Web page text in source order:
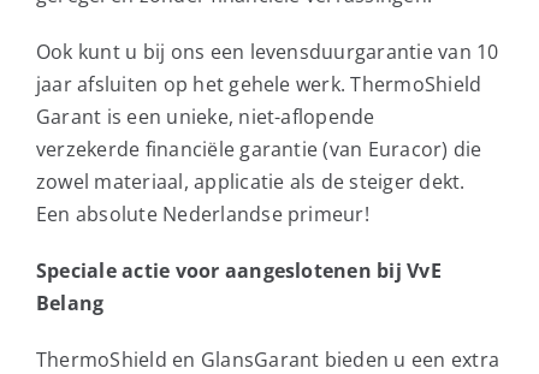
Ook kunt u bij ons een levensduurgarantie van 10
jaar afsluiten op het gehele werk. ThermoShield
Garant is een unieke, niet-aflopende
verzekerde financiële garantie (van Euracor) die
zowel materiaal, applicatie als de steiger dekt.
Een absolute Nederlandse primeur!
Speciale actie voor aangeslotenen bij VvE
Belang
ThermoShield en GlansGarant bieden u een extra